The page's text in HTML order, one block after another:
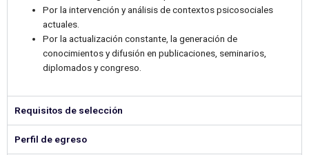
Por la intervención y análisis de contextos psicosociales
actuales.
Por la actualización constante, la generación de
conocimientos y difusión en publicaciones, seminarios,
diplomados y congreso.
Requisitos de selección
Perfil de egreso